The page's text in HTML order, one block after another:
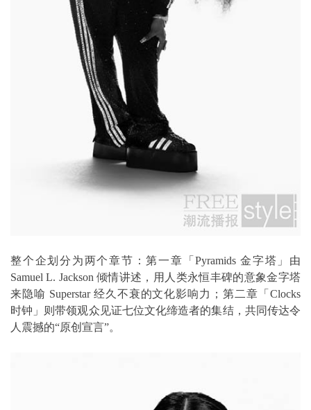
整个企划分为两个章节：第一章「Pyramids 金字塔」由
Samuel L. Jackson 倾情讲述，用人类永恒丰碑的意象金字塔
来隐喻 Superstar 经久不衰的文化影响力；第二章「Clocks
时钟」则带领观众见证七位文化缔造者的集结，共同传达令
人震撼的“原创宣言”。